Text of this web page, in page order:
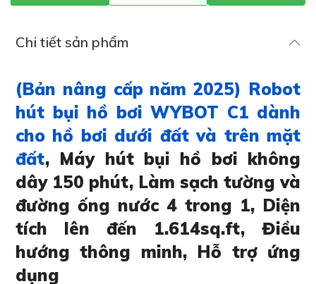
Chi tiết sản phẩm
(Bản nâng cấp năm 2025) Robot
hút bụi hồ bơi WYBOT C1 dành
cho hồ bơi dưới đất và trên mặt
đất, Máy hút bụi hồ bơi không
dây 150 phút, Làm sạch tường và
đường ống nước 4 trong 1, Diện
tích lên đến 1.614sq.ft, Điều
hướng thông minh, Hỗ trợ ứng
dụng